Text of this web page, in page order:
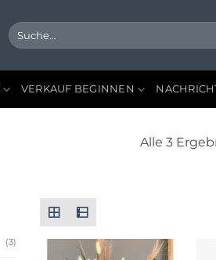
Suche
nach:
VERKAUF BEGINNEN
Alle 3
(3)